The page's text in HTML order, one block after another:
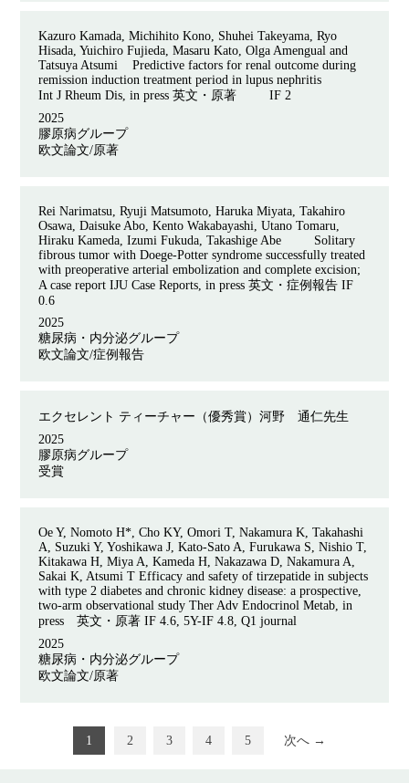
Kazuro Kamada, Michihito Kono, Shuhei Takeyama, Ryo
Hisada, Yuichiro Fujieda, Masaru Kato, Olga Amengual and
Tatsuya Atsumi Predictive factors for renal outcome during
remission induction treatment period in lupus nephritis
Int J Rheum Dis, in press英文・原著 IF 2
2025
膠原病グループ
欧文論文/原著
Rei Narimatsu, Ryuji Matsumoto, Haruka Miyata, Takahiro
Osawa, Daisuke Abo, Kento Wakabayashi, Utano Tomaru,
Hiraku Kameda, Izumi Fukuda, Takashige Abe Solitary
fibrous tumor with Doege-Potter syndrome successfully treated
with preoperative arterial embolization and complete excision;
A case report IJU Case Reports, in press 英文・症例報告 IF
0.6
2025
糖尿病・内分泌グループ
欧文論文/症例報告
エクセレント ティーチャー（優秀賞）河野 通仁先生
2025
膠原病グループ
受賞
Oe Y, Nomoto H*, Cho KY, Omori T, Nakamura K, Takahashi
A, Suzuki Y, Yoshikawa J, Kato-Sato A, Furukawa S, Nishio T,
Kitakawa H, Miya A, Kameda H, Nakazawa D, Nakamura A,
Sakai K, Atsumi T Efficacy and safety of tirzepatide in subjects
with type 2 diabetes and chronic kidney disease: a prospective,
two-arm observational study Ther Adv Endocrinol Metab, in
press 英文・原著 IF 4.6, 5Y-IF 4.8, Q1 journal
2025
糖尿病・内分泌グループ
欧文論文/原著
1 2 3 4 5 次へ →